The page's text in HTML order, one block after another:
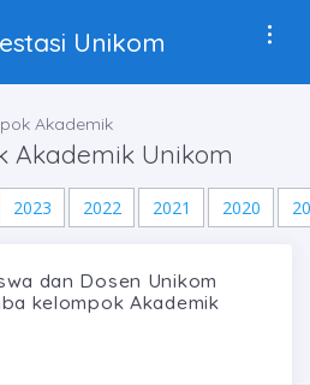
Unikom
Akademik
Akademik Unikom
2023 2022 2021 2020
dan Dosen Unikom
kelompok Akademik